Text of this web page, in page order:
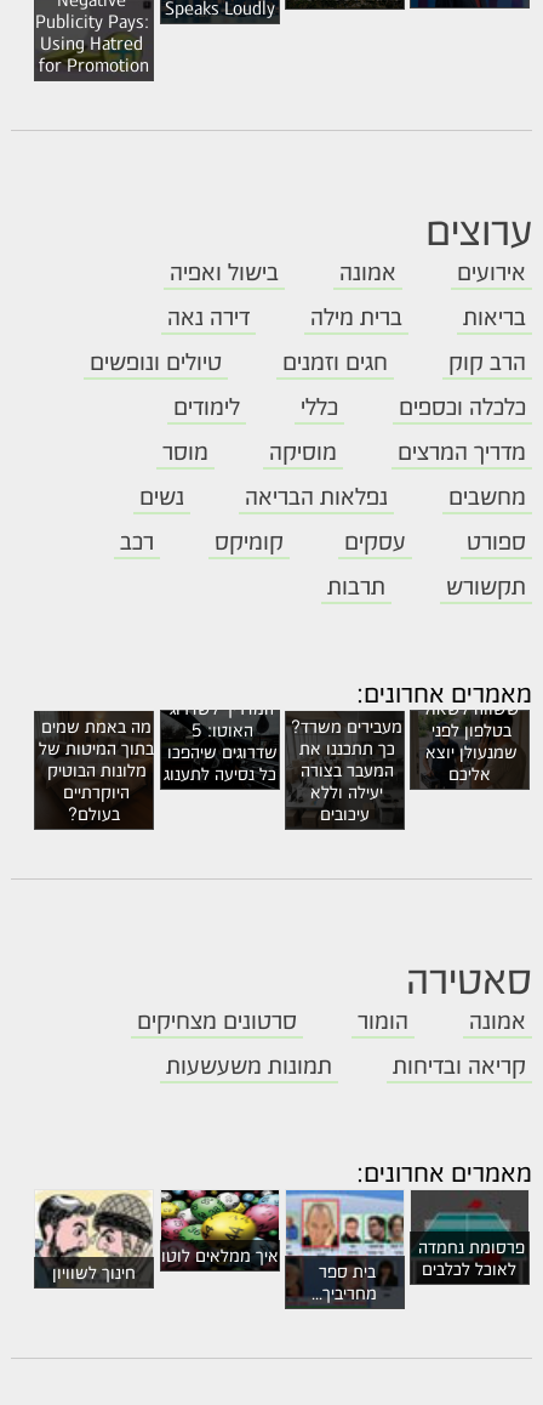
Speaks Loudly
Publicity Pays:
Using Hatred
for Promotion
ערוצים
אירועים אמונה
בישול ואפיה
בריאות
ברית מילה
דירה נאה
הרב קוק
חגים וזמנים
טיולים ונופשים
כלכלה וכספים
כללי
לימודים
מדריך המרצים
מוסיקה
מוסר
מחשבים
נפלאות הבריאה
נשים
ספורט
עסקים קומיקס
רכב
תקשורש
תרבות
מאמרים אחרונים:
חמש שאלות
ששווה לשאול
בטלפון לפני
שמנעולן יוצא
אליכם
מעבירים משרד?
המעבר בצורה
יעילה וללא
עיכובים
המדריך לשדרוג
האוטו: 5
כל נסיעה לתענוג
בתוך המיטות של
בעולם?
סאטירה
אמונה הומור
סרטונים מצחיקים
קריאה ובדיחות
תמונות משעשעות
מאמרים אחרונים:
פרסומת נחמדה
לאוכל לכלבים
מחריביך...
איך ממלאים לוטו
חינוך לשוויון